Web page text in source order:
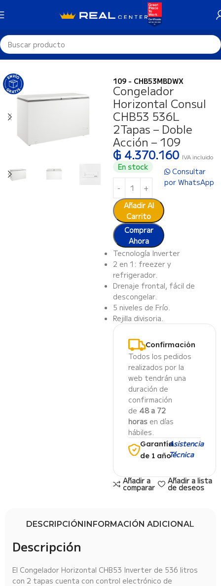
Inicio Refrigeración Congeladores
109 - CHB53MBDWX
Congelador
Horizontal Consul
CHB53 536L
2Tapas – Doble
Acción – 109
₲ 4.370.160 IVA incluido
En stock
Añadir Al
Carrito
Comprar
Ahora
Consultar
por WhatsApp
Tecnología Inverter
2 en 1: freezer y
refrigerador.
Drenaje frontal, fácil de
descongelar.
5 niveles de Frío.
Rejilla divisoria.
Confirmación
Todos los pedidos
realizados por la
web tendrán una
duración de
confirmación
de 48 a 72
horasen días
hábiles.
Garantía
de 1 año
Asistencia
Técnica
Añadir a
comparar
Añadir a lista
de deseos
DESCRIPCIÓNINFORMACIÓN ADICIONAL
Descripción
El Congelador Horizontal CHB53 Inverter de 536 litros
con 2 tapas cuenta con control electrónico de